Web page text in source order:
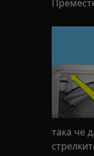
така че